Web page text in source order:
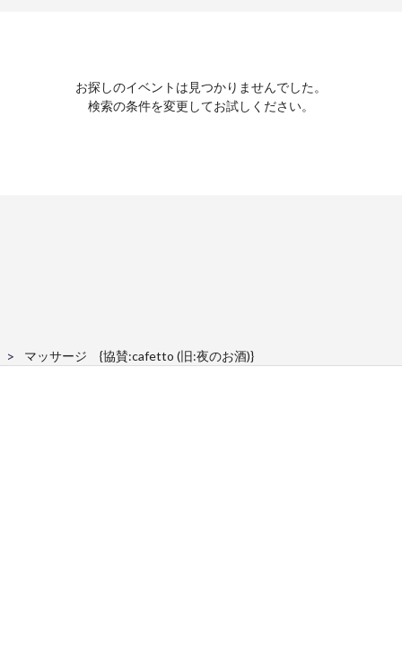
お探しのイベントは見つかりませんでした。
検索の条件を変更してお試しください。
マッサージ {協賛:cafetto (旧:夜のお酒)}